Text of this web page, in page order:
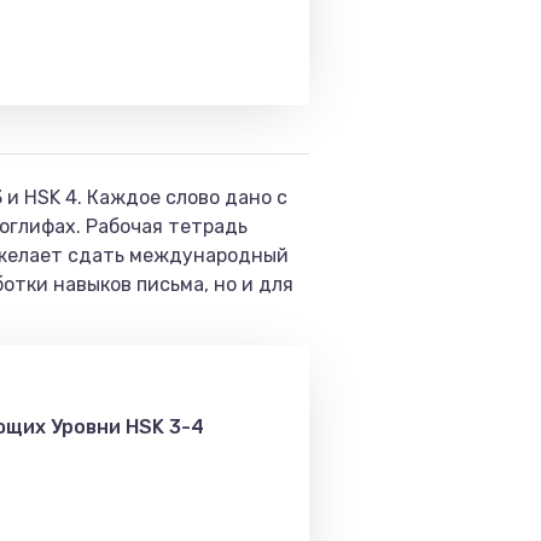
HSK 4. Каждое слово дано с
Рабочая тетрадь
сдать международный
навыков письма, но и для
Уровни HSK 3-4